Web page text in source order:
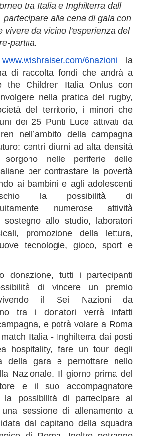
tra Italia e Inghilterra dall
partecipare alla cena di gala con
vivere da vicino l'esperienza del
partita.
www.wishraiser.com/6nazioni la
di raccolta fondi che andrà a
the Children Italia Onlus con
nella pratica del rugby,
del territorio, i minori che
dei 25 Punti Luce attivati da
nell’ambito della campagna
centri diurni ad alta densità
sorgono nelle periferie delle
per contrastare la povertà
ai bambini e agli adolescenti
la possibilità di
numerose attività
sostegno allo studio, laboratori
promozione della lettura,
tecnologie, gioco, sport e
donazione, tutti i partecipanti
di vincere un premio
vivendo il Sei Nazioni da
tra i donatori verrà infatti
e potrà volare a Roma
Italia - Inghilterra dai posti
hospitality, fare un tour degli
della gara e pernottare nello
Nazionale. Il giorno prima del
e il suo accompagnatore
la possibilità di partecipare al
sessione di allenamento a
dal capitano della squadra